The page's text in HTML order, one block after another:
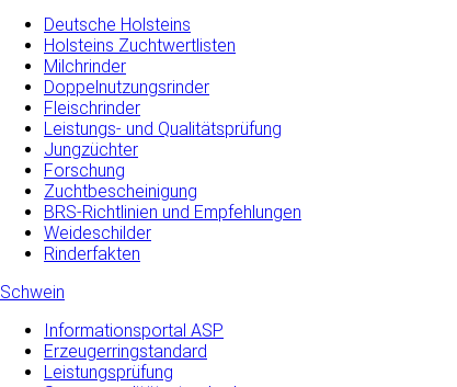
Deutsche Holsteins
Holsteins Zuchtwertlisten
Milchrinder
Doppelnutzungsrinder
Fleischrinder
Leistungs- und Qualitätsprüfung
Jungzüchter
Forschung
Zuchtbescheinigung
BRS-Richtlinien und Empfehlungen
Weideschilder
Rinderfakten
Schwein
Informationsportal ASP
Erzeugerringstandard
Leistungsprüfung